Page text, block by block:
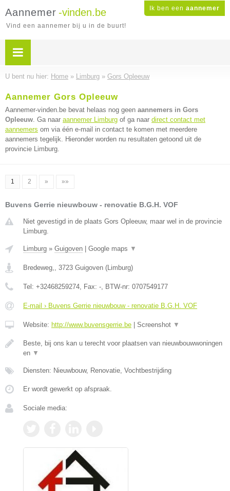
Ik ben een aannemer
Aannemer -vinden.be
Vind een aannemer bij u in de buurt!
U bent nu hier: Home » Limburg » Gors Opleeuw
Aannemer Gors Opleeuw
Aannemer-vinden.be bevat helaas nog geen aannemers in Gors
Opleeuw. Ga naar aannemer Limburg of ga naar direct contact met
aannemers om via één e-mail in contact te komen met meerdere
aannemers tegelijk. Hieronder worden nu resultaten getoond uit de
provincie Limburg.
1 2 » »»
Buvens Gerrie nieuwbouw - renovatie B.G.H. VOF
Niet gevestigd in de plaats Gors Opleeuw, maar wel in de provincie
Limburg.
Limburg » Guigoven Google maps ▼
Bredeweg,, 3723 Guigoven (Limburg)
Tel: +32468259274, Fax: -, BTW-nr: 0707549177
E-mail › Buvens Gerrie nieuwbouw - renovatie B.G.H. VOF
Website: http://www.buvensgerrie.be Screenshot ▼
Beste, bij ons kan u terecht voor plaatsen van nieuwbouwwoningen
en ▼
Diensten: Nieuwbouw, Renovatie, Vochtbestrijding
Er wordt gewerkt op afspraak.
Sociale media: